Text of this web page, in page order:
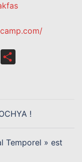
Copy
!
Temporel » est